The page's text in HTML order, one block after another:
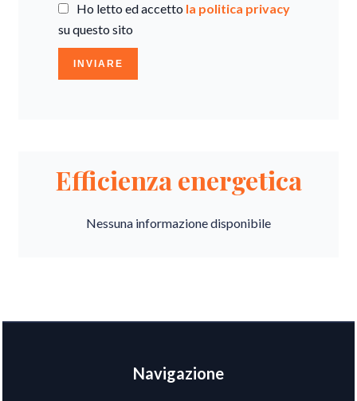
Ho letto ed accetto la politica privacy
su questo sito
INVIARE
Efficienza energetica
Nessuna informazione disponibile
Navigazione